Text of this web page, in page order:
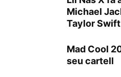
Michael
Taylor Swift
Mad Cool
seu cartell